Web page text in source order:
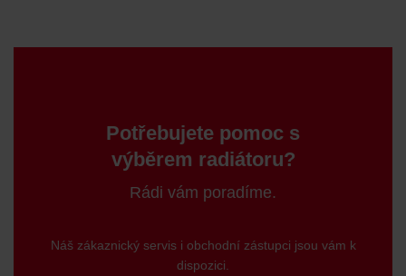
Potřebujete pomoc s
výběrem radiátoru?
Rádi vám poradíme.
Náš zákaznický servis i obchodní zástupci jsou vám k
dispozici.